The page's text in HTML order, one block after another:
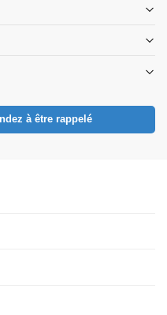
à être rappelé